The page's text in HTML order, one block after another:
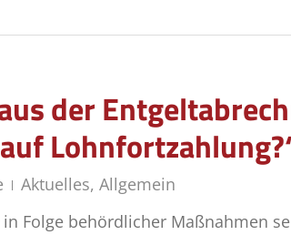
der
Aktuelles, Allgemein
Folge behördlicher Maßnahmen